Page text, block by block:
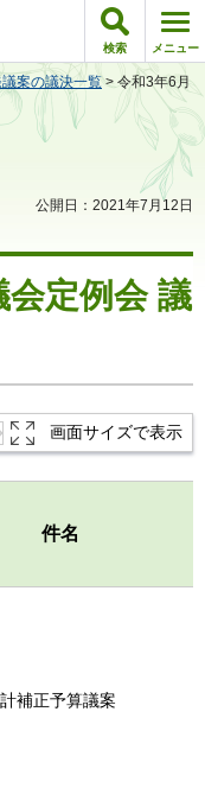
検索 メニュー
案の議決一覧 > 令和3年6月
公開日：2021年7月12日
定例会 議
画面サイズで表示
件名
補正予算議案